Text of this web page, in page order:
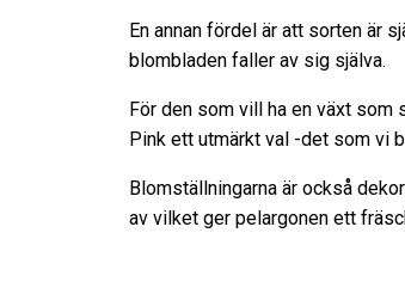
En annan fördel är att sorten är
blombladen faller av sig själva.
För den som vill ha en växt
Pink ett utmärkt val -det som vi
Blomställningarna är också
av vilket ger pelargonen ett